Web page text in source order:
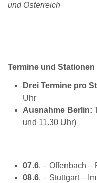
und Österreich
Termine und Stationen
Drei Termine pro
Uhr
Ausnahme Berlin:
und 11.30 Uhr)
07.6. – Offenbach –
08.6. – Stuttgart –